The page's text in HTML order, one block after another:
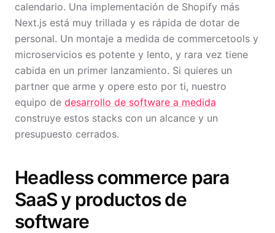
calendario. Una implementación de Shopify más
Next.js está muy trillada y es rápida de dotar de
personal. Un montaje a medida de commercetools y
microservicios es potente y lento, y rara vez tiene
cabida en un primer lanzamiento. Si quieres un
partner que arme y opere esto por ti, nuestro
equipo de desarrollo de software a medida
construye estos stacks con un alcance y un
presupuesto cerrados.
Headless commerce para
SaaS y productos de
software